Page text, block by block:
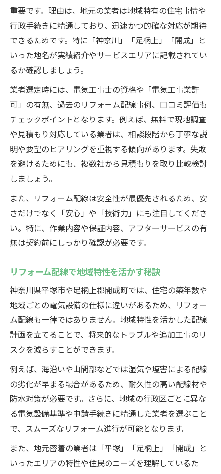
重要です。理由は、地元の業者は地域特有の住宅事情や
行政手続きに精通しており、迅速かつ的確な対応が期待
できるためです。特に「神奈川」「足柄上」「開成」と
いった地名が実績紹介やサービスエリアに記載されてい
るか確認しましょう。
業者選定時には、電気工事士の資格や「電気工事業許
可」の有無、過去のリフォーム配線事例、口コミ評価も
チェックポイントとなります。例えば、無料で現地調査
や見積もり対応している業者は、相談段階から丁寧な説
明や要望のヒアリングを重視する傾向があります。失敗
を避けるためにも、複数社から見積もりを取り比較検討
しましょう。
また、リフォーム配線は安全性が最優先されるため、安
さだけでなく「安心」や「技術力」にも注目してくださ
い。特に、作業内容や保証内容、アフターサービスの有
無は契約前にしっかり確認が必要です。
リフォーム配線で地域特性を活かす秘訣
神奈川県平塚市や足柄上郡開成町では、住宅の築年数や
地域ごとの電気設備の仕様に違いがあるため、リフォー
ム配線も一律ではありません。地域特性を活かした配線
計画を立てることで、将来的なトラブルや追加工事のリ
スクを減らすことができます。
例えば、海沿いや山間部などでは湿気や塩害による配線
の劣化が早まる場合があるため、耐久性の高い配線材や
防水対策が必要です。さらに、地域の行政区ごとに異な
る電気設備基準や申請手続きに精通した業者を選ぶこと
で、スムーズなリフォーム進行が可能となります。
また、地元密着の業者は「平塚」「足柄上」「開成」と
いったエリアの特性や住民のニーズを理解しているた